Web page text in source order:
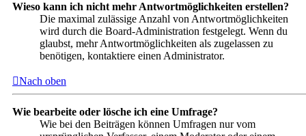
Wieso kann ich nicht mehr Antwortmöglichkeiten erstellen?
Die maximal zulässige Anzahl von Antwortmöglichkeiten
wird durch die Board-Administration festgelegt. Wenn du
glaubst, mehr Antwortmöglichkeiten als zugelassen zu
benötigen, kontaktiere einen Administrator.
Nach oben
Wie bearbeite oder lösche ich eine Umfrage?
Wie bei den Beiträgen können Umfragen nur vom